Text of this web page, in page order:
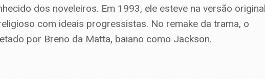
dos noveleiros. Em 1993, ele esteve na versão
com ideais progressistas. No remake da trama, o
por Breno da Matta, baiano como Jackson.